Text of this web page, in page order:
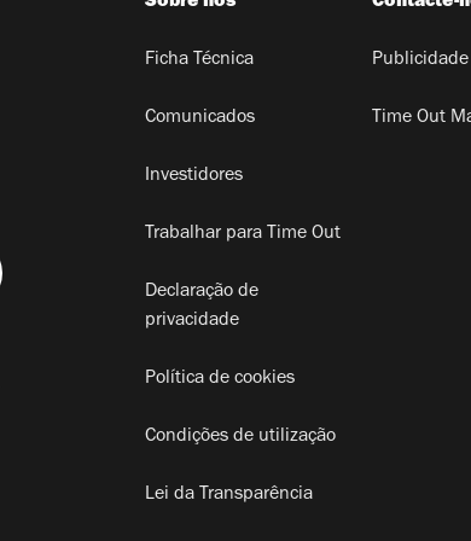
Ficha Técnica
Comunicados
Investidores
Trabalhar para Time Out
Declaração de
privacidade
Política de cookies
Condições de utilização
Lei da Transparência
Publicidade
Time Out